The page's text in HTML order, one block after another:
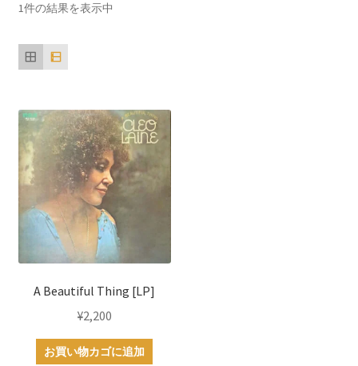
1件の結果を表示中
A Beautiful Thing [LP]
¥2,200
お買い物カゴに追加